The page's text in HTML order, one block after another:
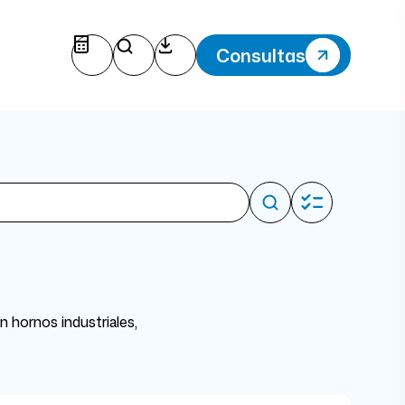
Consultas
hornos industriales,